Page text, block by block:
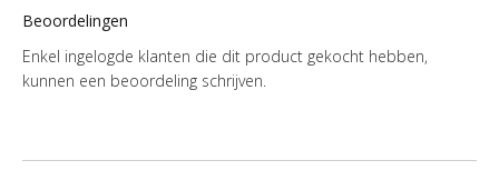
Beoordelingen
Enkel ingelogde klanten die dit product gekocht hebben,
kunnen een beoordeling schrijven.